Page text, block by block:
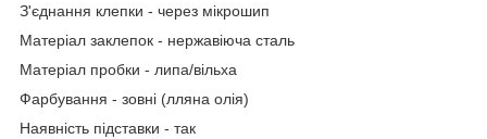
З'єднання клепки - через мікрошип
Матеріал заклепок - нержавіюча сталь
Матеріал пробки - липа/вільха
Фарбування - зовні (лляна олія)
Наявність підставки - так